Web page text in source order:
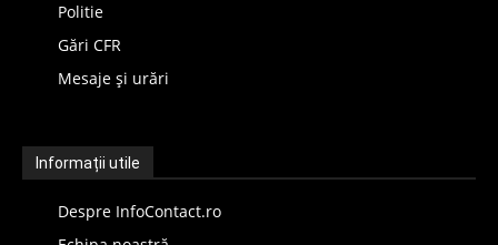
Politie
Gări CFR
Mesaje și urări
Informații utile
Despre InfoContact.ro